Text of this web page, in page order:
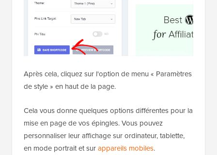
Après cela, cliquez sur l'option de menu « Paramètres
de style » en haut de la page.
Cela vous donne quelques options différentes pour la
mise en page de vos épingles. Vous pouvez
personnaliser leur affichage sur ordinateur, tablette,
en mode portrait et surappareils mobiles.